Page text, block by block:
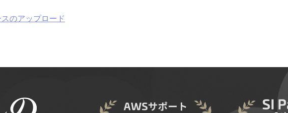
のアップロード